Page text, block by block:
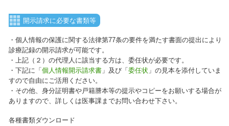
開示請求に必要な書類等
・個人情報の保護に関する法律第77条の要件を満たす書面の提出により
診療記録の開示請求が可能です。
・上記（２）の代理人に該当する方は、委任状が必要です。
・下記に「 個人情報開示請求書 」及び「 委任状 」の見本を添付していま
すので自由にご活用ください。
・その他、身分証明書や戸籍謄本等の提示やコピーをお願いする場合が
ありますので、詳しくは医事課までお問い合わせ下さい。
各種書類ダウンロード